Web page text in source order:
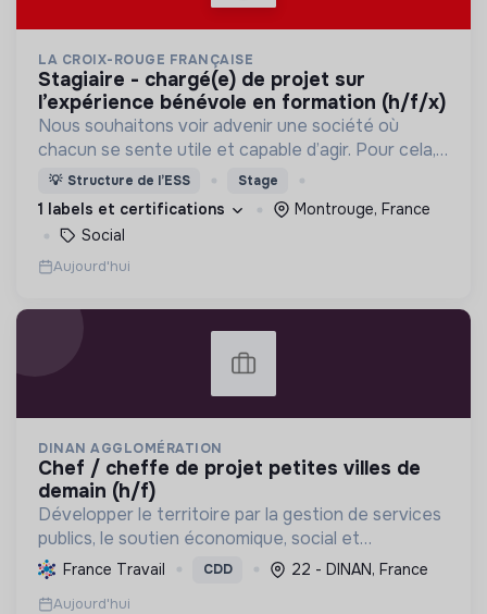
LA CROIX-ROUGE FRANÇAISE
stagiaire - chargé(e) de projet sur
l’expérience bénévole en formation (h/f/x)
Nous souhaitons voir advenir une société où
chacun se sente utile et capable d’agir. Pour cela,
nous proposons des moyens et des lieux
d’engagement innovants et adaptés à tous.
💡 Structure de l’ESS Stage
1 labels et certifications
Montrouge, France
Social
Aujourd'hui
DINAN AGGLOMÉRATION
chef / cheffe de projet petites villes de
demain (h/f)
Développer le territoire par la gestion de services
publics, le soutien économique, social et
écologique, et la revitalisation des villes pour une
meilleure qualité de vie et un avenir durable.
France Travail CDD 22 - DINAN, France
Aujourd'hui